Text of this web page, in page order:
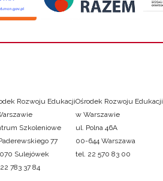
Rozwoju Edukacji
Szkoleniowe
77
Sulejówek
783 37 84
Ośrodek Rozwoju Edukacji
w Warszawie
ul. Polna 46A
00-644 Warszawa
tel. 22 570 83 00